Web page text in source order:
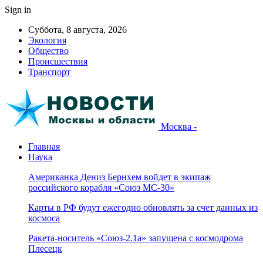
Sign in
Суббота, 8 августа, 2026
Экология
Общество
Происшествия
Транспорт
Москва -
Главная
Наука
Американка Дениз Бернхем войдет в экипаж
российского корабля «Союз МС-30»
Карты в РФ будут ежегодно обновлять за счет данных из
космоса
Ракета-носитель «Союз-2.1а» запущена с космодрома
Плесецк